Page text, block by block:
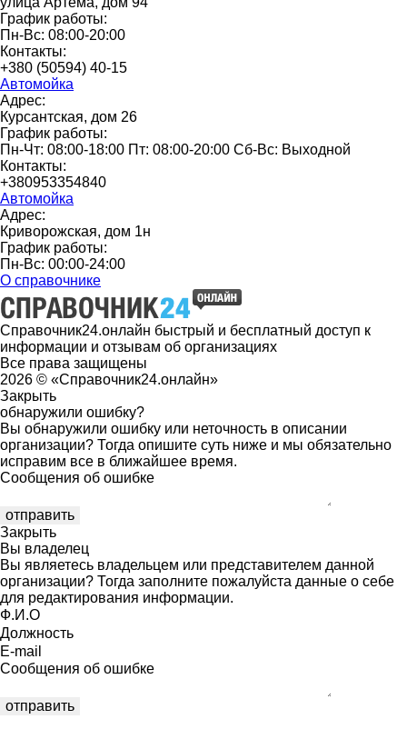
График работы:
Пн-Вс: 08:00-20:00
Контакты:
+380 (50594) 40-15
Автомойка
Адрес:
Курсантская, дом 26
График работы:
Пн-Чт: 08:00-18:00 Пт: 08:00-20:00 Сб-Вс: Выходной
Контакты:
+380953354840
Автомойка
Адрес:
Криворожская, дом 1н
График работы:
Пн-Вс: 00:00-24:00
О справочнике
Справочник24.онлайн быстрый и бесплатный доступ к
информации и отзывам об организациях
Все права защищены
2026 © «Справочник24.онлайн»
Закрыть
обнаружили ошибку?
Вы обнаружили ошибку или неточность в описании
организации? Тогда опишите суть ниже и мы обязательно
исправим все в ближайшее время.
Сообщения об ошибке
Закрыть
Вы владелец
Вы являетесь владельцем или представителем данной
организации? Тогда заполните пожалуйста данные о себе
для редактирования информации.
Ф.И.О
Должность
E-mail
Сообщения об ошибке